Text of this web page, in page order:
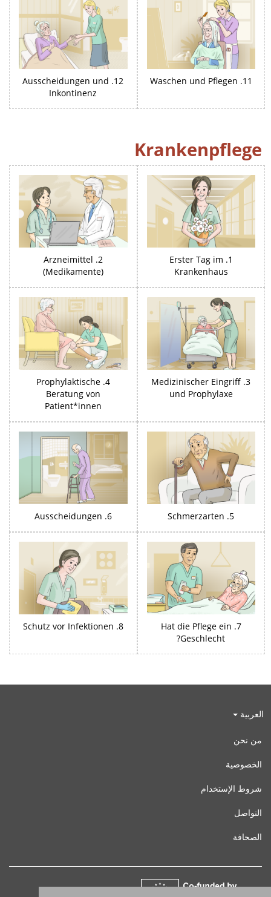
11. Waschen und Pflegen
12. Ausscheidungen und
Inkontinenz
Krankenpflege
1. Erster Tag im
Krankenhaus
2. Arzneimittel
(Medikamente)
3. Medizinischer Eingriff
und Prophylaxe
4. Prophylaktische
Beratung von
Patient*innen
5. Schmerzarten
6. Ausscheidungen
7. Hat die Pflege ein
Geschlecht?
8. Schutz vor Infektionen
العربية
من نحن
الخصوصية
شروط الإستخدام
التواصل
الصحافة